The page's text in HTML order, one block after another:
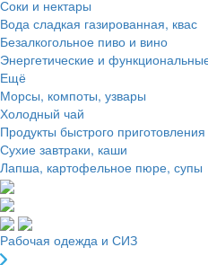
Соки и нектары
Вода сладкая газированная, квас
Безалкогольное пиво и вино
Энергетические и
Ещё
Морсы, компоты, узвары
Холодный чай
Продукты быстрого приготовления
Сухие завтраки, каши
Лапша, картофельное пюре, супы
Рабочая одежда и СИЗ